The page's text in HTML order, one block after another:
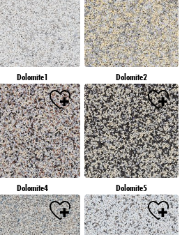
Dolomite1 Dolomite2
Dolomite4 Dolomite5